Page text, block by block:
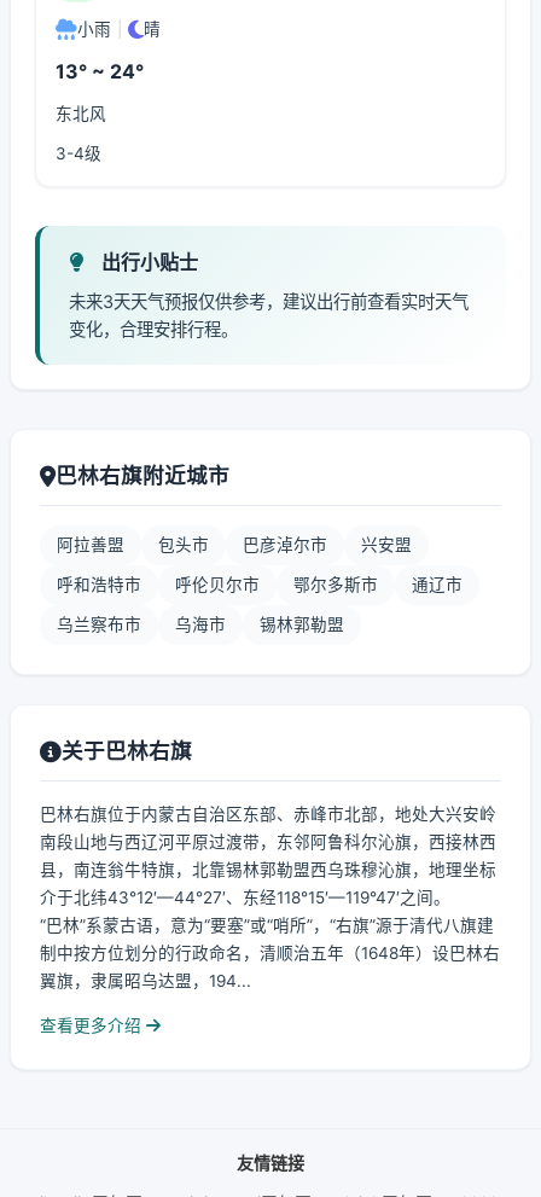
小雨 晴
13° ~ 24°
东北风
3-4级
出行小贴士
未来3天天气预报仅供参考，建议出行前查看实时天气
变化，合理安排行程。
巴林右旗附近城市
阿拉善盟 包头市 巴彦淖尔市 兴安盟
呼和浩特市 呼伦贝尔市 鄂尔多斯市 通辽市
乌兰察布市 乌海市 锡林郭勒盟
关于巴林右旗
巴林右旗位于内蒙古自治区东部、赤峰市北部，地处大兴安岭
南段山地与西辽河平原过渡带，东邻阿鲁科尔沁旗，西接林西
县，南连翁牛特旗，北靠锡林郭勒盟西乌珠穆沁旗，地理坐标
介于北纬43°12′—44°27′、东经118°15′—119°47′之间。
“巴林”系蒙古语，意为“要塞”或“哨所”，“右旗”源于清代八旗建
制中按方位划分的行政命名，清顺治五年（1648年）设巴林右
翼旗，隶属昭乌达盟，194...
查看更多介绍
友情链接